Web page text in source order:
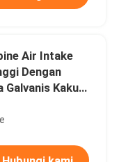
Air Intake
Dengan
Galvanis Kaku